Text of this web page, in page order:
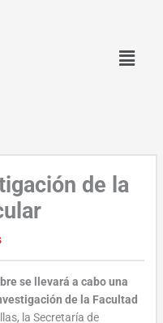
de la
se llevará a cabo una
de la Facultad
la Secretaría de